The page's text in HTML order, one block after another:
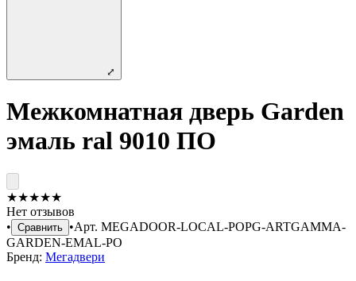
⤢
Межкомнатная дверь Garden
эмаль ral 9010 ПО
★★★★★
Нет отзывов
• Сравнить •Арт. MEGADOOR-LOCAL-POPG-ARTGAMMA-
GARDEN-EMAL-PO
Бренд: Мегадвери